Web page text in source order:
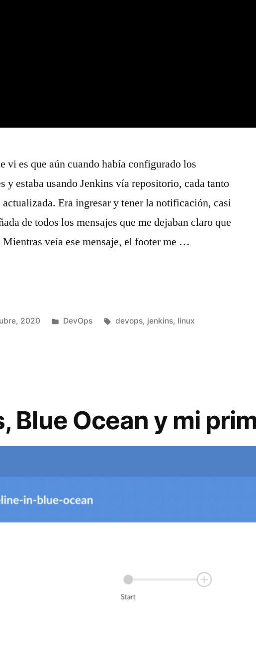
vi es que aún cuando había configurado los
y estaba usando Jenkins vía repositorio, cada tanto
actualizada. Era ingresar y tener la notificación, casi
de todos los mensajes que me dejaban claro que
veía ese mensaje, el footer me …
2020
Publicado
DevOps Etiquetas:
devops, jenkins, linux
Blue Ocean y mi